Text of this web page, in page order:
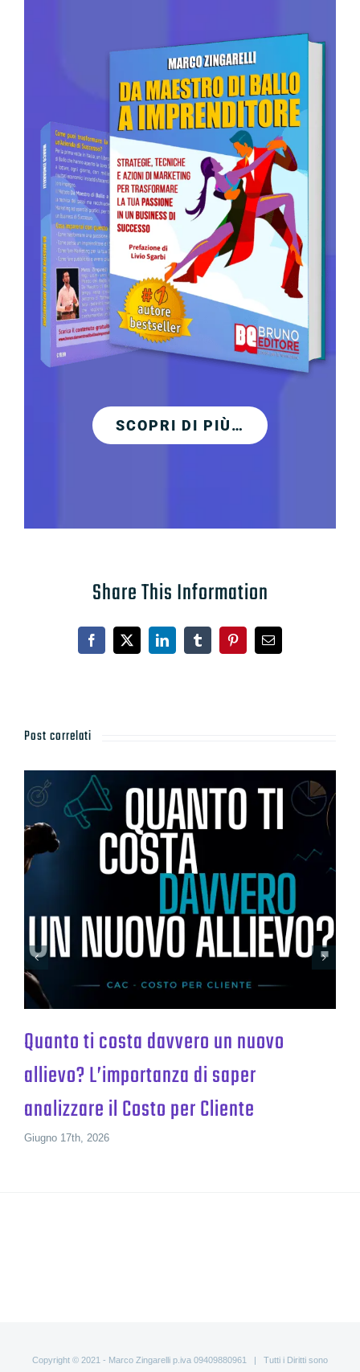
SCOPRI DI PIÙ…
Share This Information
Facebook
X LinkedInTumblrPinterestEmail
Post correlati
Quanto ti costa davvero un nuovo
allievo? L’importanza di saper
analizzare il Costo per Cliente
Giugno 17th, 2026
Copyright © 2021 - Marco Zingarelli p.iva 09409880961 | Tutti i Diritti sono